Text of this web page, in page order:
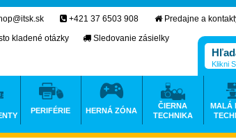
+421 37 6503 908
Predajne a
kladené otázky
Sledovanie zásielky
Klikni
PERIFÉRIE HERNÁ ZÓNA
ČIERNA
TECHNIKA
MALÁ